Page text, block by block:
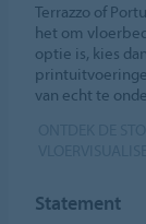
Terrazzo of
het om
optie is, kies
van echt te
Statement